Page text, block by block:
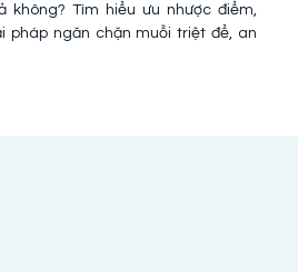
Tìm hiểu ưu nhược điểm,
pháp ngăn chặn muỗi triệt để, an